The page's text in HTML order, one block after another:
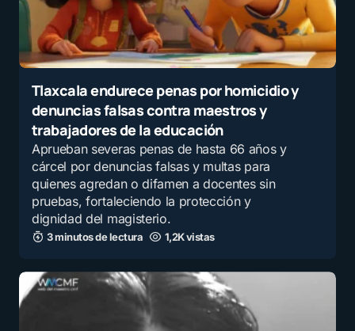
…….POR DIOS ……es herramienta…….
por Gilberto Orozco
7 noviembre, 2025 a las 1:52 am
Y qué es lo malo?
por Rl de Compos
7 noviembre, 2025 a las 1:11 am
RM Transcripciones ¿Haciendo
suposiciones como argumento? Jajaja,
qué nivel. **Justamente Analfabeta
usado precisamente para describir a
personas que no logran adaptarse a la
era tecnológica o que aunque la utilizan
Tlaxcala endurece penas por homicidio y
denuncias falsas contra maestros y
trabajadores de la educación
Aprueban severas penas de hasta 66 años y
cárcel por denuncias falsas y multas para
quienes agredan o difamen a docentes sin
pruebas, fortaleciendo la protección y
dignidad del magisterio.
3 minutos de lectura 1,2K vistas